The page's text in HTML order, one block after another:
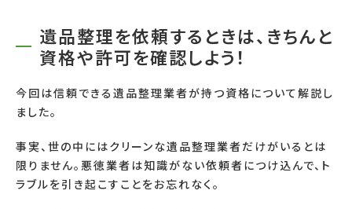
遺品整理を依頼するときは、きちんと
資格や許可を確認しよう！
今回は信頼できる遺品整理業者が持つ資格について解説し
ました。
事実、世の中にはクリーンな遺品整理業者だけがいるとは
限りません。悪徳業者は知識がない依頼者につけ込んで、ト
ラブルを引き起こすことをお忘れなく。